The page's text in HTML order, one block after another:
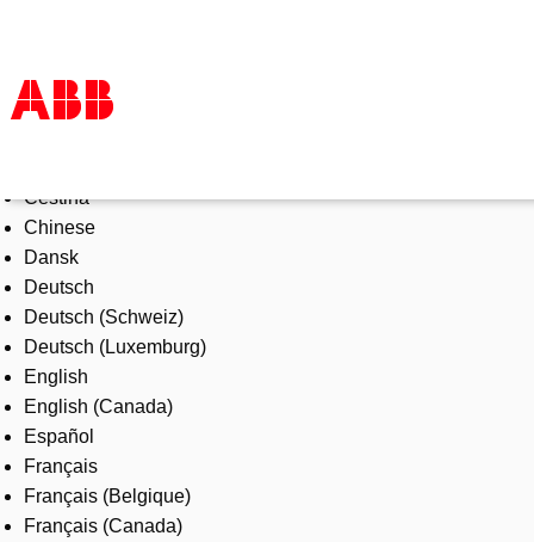
Products & Solutions
Industries
Services
About us
Where to buy
Contact us
Careers
Čeština
Chinese
Dansk
Deutsch
Deutsch (Schweiz)
Deutsch (Luxemburg)
English
English (Canada)
Español
Français
Français (Belgique)
Français (Canada)